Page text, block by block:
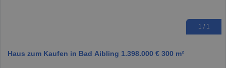
1 / 1
Haus zum Kaufen in Bad Aibling 1.398.000 € 300 m²